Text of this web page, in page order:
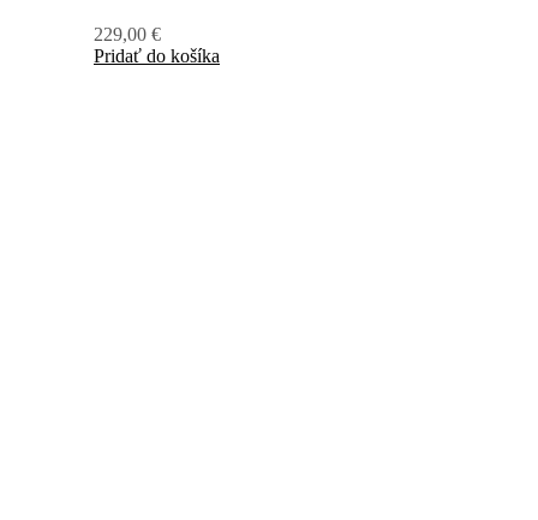
229,00 €
Pridať do košíka